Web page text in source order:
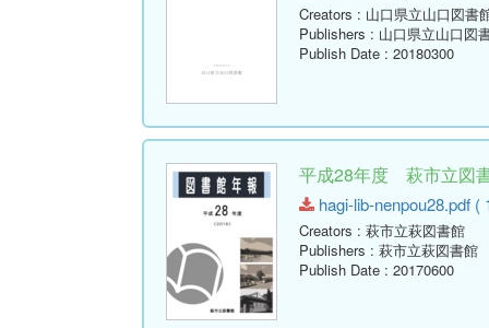
Creators : 山口県立山口図書
Publishers : 山口県立山口図
Publish Date : 20180300
平成28年度 萩市立図
hagi-lib-nenpou28.pdf (
Creators : 萩市立萩図書館
Publishers : 萩市立萩図書館
Publish Date : 20170600